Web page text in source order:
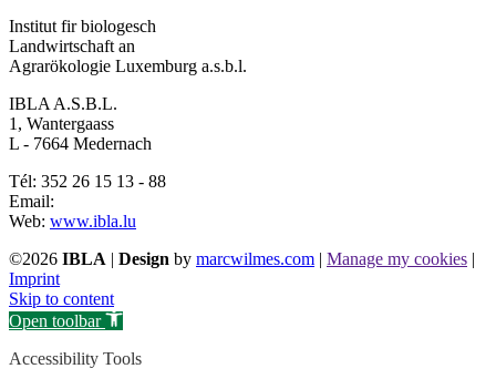
Institut fir biologesch
Landwirtschaft an
Agrarökologie Luxemburg a.s.b.l.
IBLA A.S.B.L.
1, Wantergaass
L - 7664 Medernach
Tél: 352 26 15 13 - 88
Email:
Web: www.ibla.lu
©2026 IBLA | Design by marcwilmes.com | Manage my cookies |
Imprint
Skip to content
Open toolbar
Accessibility Tools